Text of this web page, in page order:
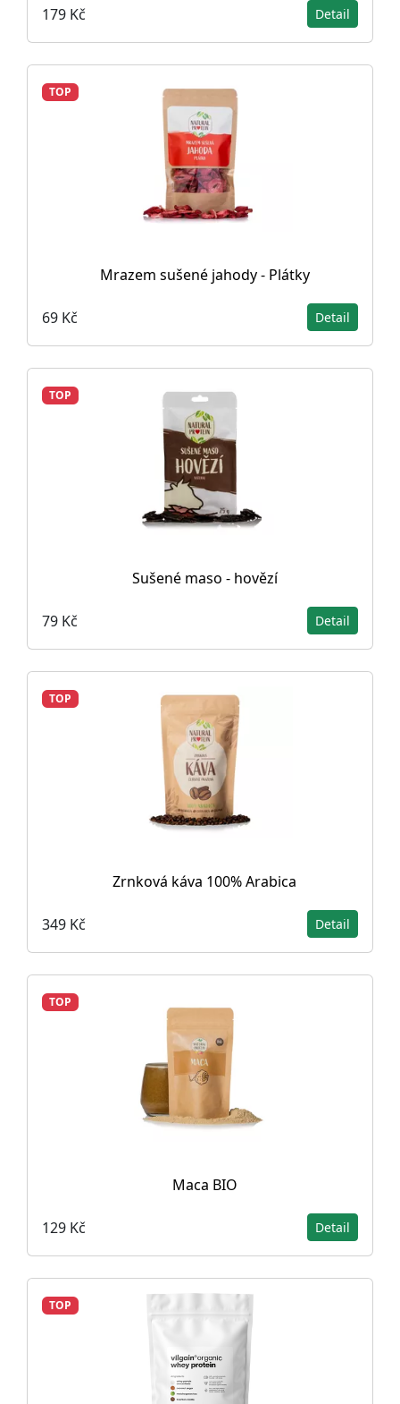
179 Kč Detail
TOP
Mrazem sušené jahody - Plátky
69 Kč Detail
TOP
Sušené maso - hovězí
79 Kč Detail
TOP
Zrnková káva 100% Arabica
349 Kč Detail
TOP
Maca BIO
129 Kč Detail
TOP